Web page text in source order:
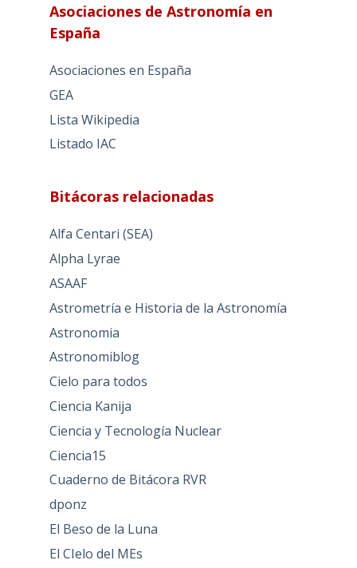
Asociaciones de Astronomía en
España
Asociaciones en España
GEA
Lista Wikipedia
Listado IAC
Bitácoras relacionadas
Alfa Centari (SEA)
Alpha Lyrae
ASAAF
Astrometría e Historia de la Astronomía
Astronomia
Astronomiblog
Cielo para todos
Ciencia Kanija
Ciencia y Tecnología Nuclear
Ciencia15
Cuaderno de Bitácora RVR
dponz
El Beso de la Luna
El CIelo del MEs